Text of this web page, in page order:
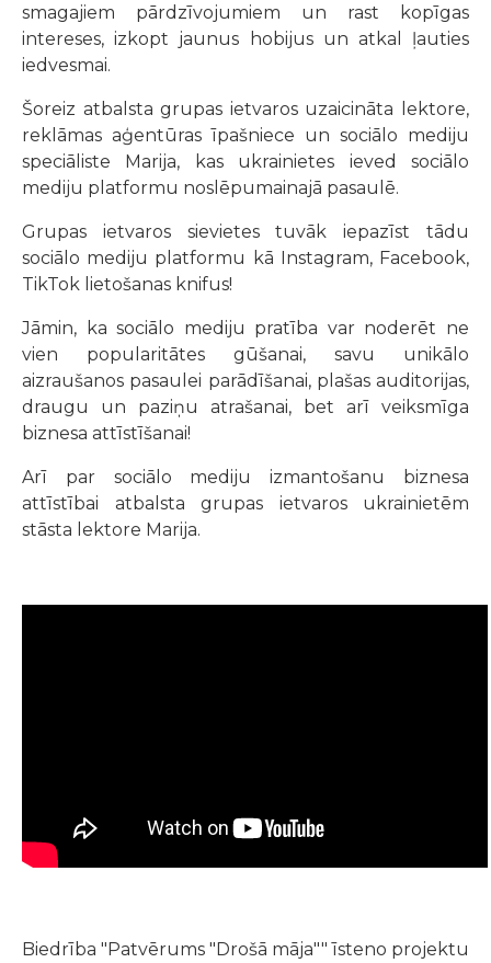
smagajiem pārdzīvojumiem un rast kopīgas
intereses, izkopt jaunus hobijus un atkal ļauties
iedvesmai.
Šoreiz atbalsta grupas ietvaros uzaicināta lektore,
reklāmas aģentūras īpašniece un sociālo mediju
speciāliste Marija, kas ukrainietes ieved sociālo
mediju platformu noslēpumainajā pasaulē.
Grupas ietvaros sievietes tuvāk iepazīst tādu
sociālo mediju platformu kā Instagram, Facebook,
TikTok lietošanas knifus!
Jāmin, ka sociālo mediju pratība var noderēt ne
vien popularitātes gūšanai, savu unikālo
aizraušanos pasaulei parādīšanai, plašas auditorijas,
draugu un paziņu atrašanai, bet arī veiksmīga
biznesa attīstīšanai!
Arī par sociālo mediju izmantošanu biznesa
attīstībai atbalsta grupas ietvaros ukrainietēm
stāsta lektore Marija.
Biedrība "Patvērums "Drošā māja"" īsteno projektu